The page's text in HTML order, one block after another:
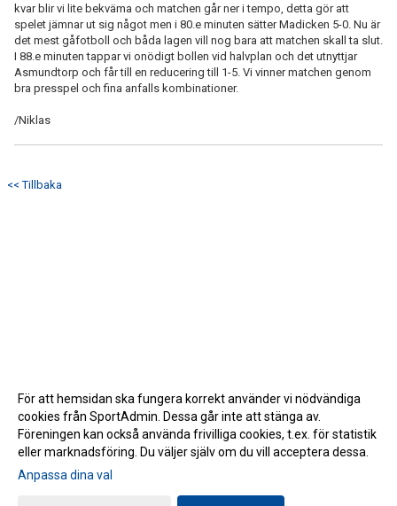
kvar blir vi lite bekväma och matchen går ner i tempo, detta gör att
spelet jämnar ut sig något men i 80.e minuten sätter Madicken 5-0. Nu är
det mest gåfotboll och båda lagen vill nog bara att matchen skall ta slut.
I 88.e minuten tappar vi onödigt bollen vid halvplan och det utnyttjar
Asmundtorp och får till en reducering till 1-5. Vi vinner matchen genom
bra presspel och fina anfalls kombinationer.
/Niklas
<< Tillbaka
Gå till Webbversion
För att hemsidan ska fungera korrekt använder vi nödvändiga
cookies från SportAdmin. Dessa går inte att stänga av.
Föreningen kan också använda frivilliga cookies, t.ex. för statistik
eller marknadsföring. Du väljer själv om du vill acceptera dessa.
Anpassa dina val